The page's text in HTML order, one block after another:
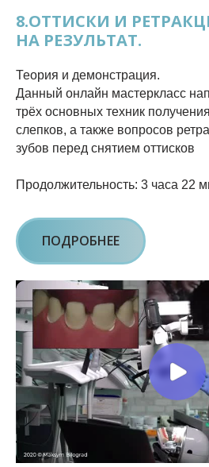
8.ОТТИСКИ И
НА РЕЗУЛЬТАТ.
Теория и демонстрация.
Данный онлайн мастеркласс
трёх основных техник
слепков, а также вопросов
зубов перед снятием оттисков
Продолжительность: 3 часа 22
ПОДРОБНЕЕ